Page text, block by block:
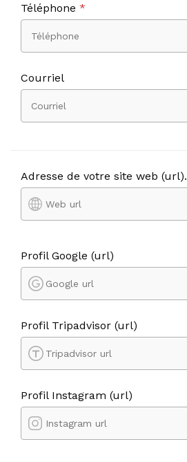
Téléphone *
Courriel
Adresse de votre site web (url).
Profil Google (url)
Profil Tripadvisor (url)
Profil Instagram (url)